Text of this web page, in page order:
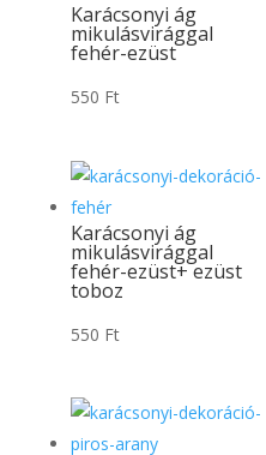
Karácsonyi ág
mikulásvirággal
fehér-ezüst
550 Ft
Karácsonyi ág
mikulásvirággal
fehér-ezüst+ ezüst
toboz
550 Ft